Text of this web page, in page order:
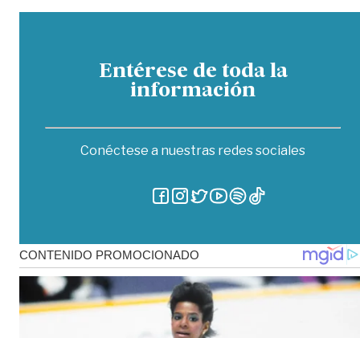
Entérese de toda la
información
Conéctese a nuestras redes sociales